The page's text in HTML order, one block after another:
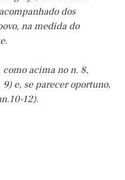
dos
na medida do
como acima no n. 8,
e, se parecer oportuno,
12).